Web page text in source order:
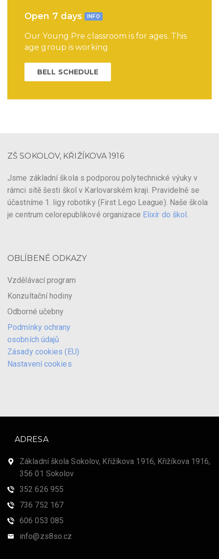
Open 7 days INFO
Our Young Pre classroom is for ages. This
age group is working
BELL SCHEDULE
ZŠ SOKOLOV, KŘIŽÍKOVA 1916
Jsme základní škola s podporou polytechnické výuky v
rámci sítě šesti škol v Karlovarském kraji. Pravidelně se
účastníme 1. ligy robotiky (First Lego League). Naše škola
je centrum celorepublikové organizace Elixír do škol.
OBLÍBENÉ ODKAZY
Vzdělávací program
Konzultační hodiny
Odborné učebny
Podmínky ochrany
osobních údajů
Zásady cookies (EU)
Nastavení cookies
ADRESA
Základní škola Sokolov, Křižíkova 1916, Křižíkova 1916,
356 01 Sokolov
352 626 955
736 752 167
606 053 085
info@zs8so.cz